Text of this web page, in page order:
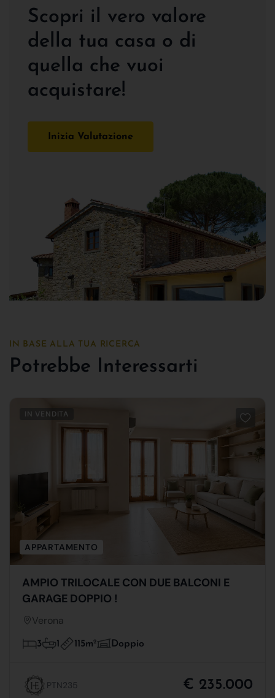
Scopri il vero valore
della tua casa o di
quella che vuoi
acquistare!
Inizia Valutazione
IN BASE ALLA TUA RICERCA
Potrebbe Interessarti
IN VENDITA
APPARTAMENTO
AMPIO TRILOCALE CON DUE BALCONI E
GARAGE DOPPIO !
Verona
3 1 115m2 Doppio
PTN235 € 235.000